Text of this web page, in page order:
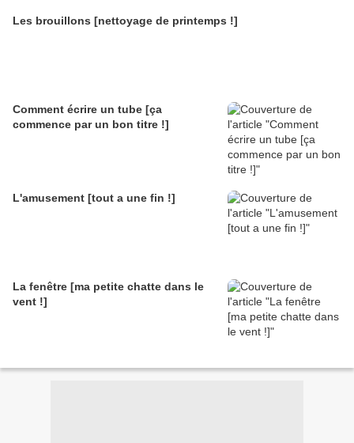
Les brouillons [nettoyage de printemps !]
Comment écrire un tube [ça
commence par un bon titre !]
L'amusement [tout a une fin !]
La fenêtre [ma petite chatte dans le
vent !]